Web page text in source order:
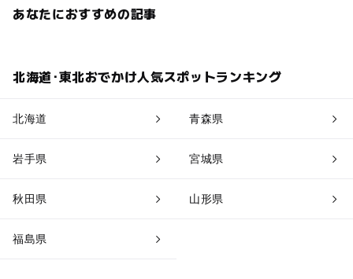
あなたにおすすめの記事
北海道･東北おでかけ人気スポットランキング
北海道 青森県
岩手県 宮城県
秋田県 山形県
福島県